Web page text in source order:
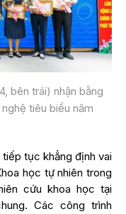
bên trái) nhận bằng
tiêu biểu năm
tục khẳng định vai
học tự nhiên trong
cứu khoa học tại
Các công trình